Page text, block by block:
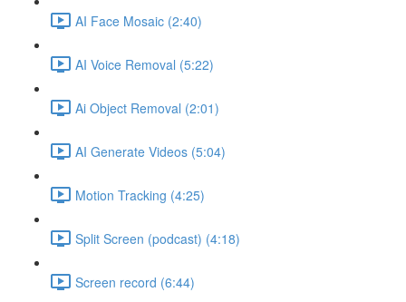
AI Face Mosaic (2:40)
AI Voice Removal (5:22)
Ai Object Removal (2:01)
AI Generate Videos (5:04)
Motion Tracking (4:25)
Split Screen (podcast) (4:18)
Screen record (6:44)